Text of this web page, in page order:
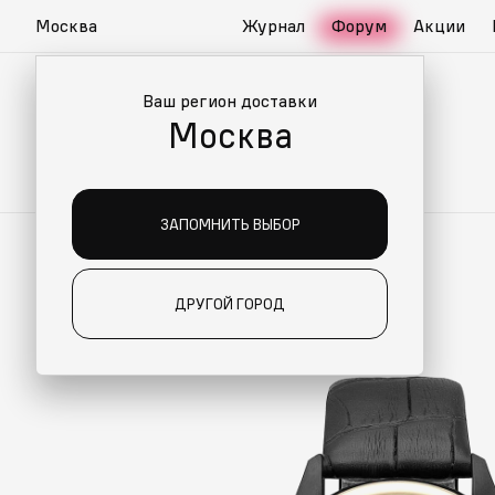
Москва
Ваш регион доставки
Москва
ЗАПОМНИТЬ ВЫБОР
ДРУГОЙ ГОРОД
Журнал Форум Акции
ДЛЯ ВАС